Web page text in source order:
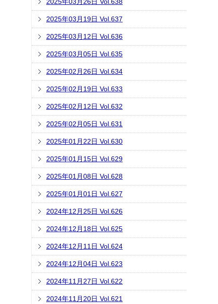
2025年03月19日 Vol.637
2025年03月12日 Vol.636
2025年03月05日 Vol.635
2025年02月26日 Vol.634
2025年02月19日 Vol.633
2025年02月12日 Vol.632
2025年02月05日 Vol.631
2025年01月22日 Vol.630
2025年01月15日 Vol.629
2025年01月08日 Vol.628
2025年01月01日 Vol.627
2024年12月25日 Vol.626
2024年12月18日 Vol.625
2024年12月11日 Vol.624
2024年12月04日 Vol.623
2024年11月27日 Vol.622
2024年11月20日 Vol.621